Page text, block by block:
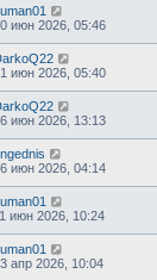
июн 2026, 05:46
июн 2026, 05:40
июн 2026, 13:13
июн 2026, 04:14
июн 2026, 10:24
апр 2026, 10:04